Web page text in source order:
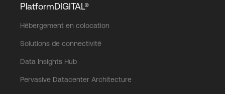
PlatformDIGITAL®
Hébergement en colocation
Solutions de connectivité
Data Insights Hub
Pervasive Datacenter Architecture